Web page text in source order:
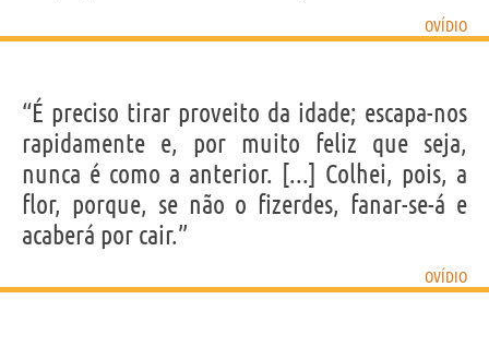
OVÍDIO
“É preciso tirar proveito da idade; escapa-nos
rapidamente e, por muito feliz que seja,
nunca é como a anterior. [...] Colhei, pois, a
flor, porque, se não o fizerdes, fanar-se-á e
acaberá por cair.”
OVÍDIO